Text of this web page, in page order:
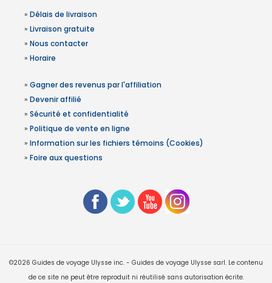
» Délais de livraison
» Livraison gratuite
» Nous contacter
» Horaire
» Gagner des revenus par l'affiliation
» Devenir affilié
» Sécurité et confidentialité
» Politique de vente en ligne
» Information sur les fichiers témoins (Cookies)
» Foire aux questions
©2026 Guides de voyage Ulysse inc. - Guides de voyage Ulysse sarl. Le contenu
de ce site ne peut être reproduit ni réutilisé sans autorisation écrite.